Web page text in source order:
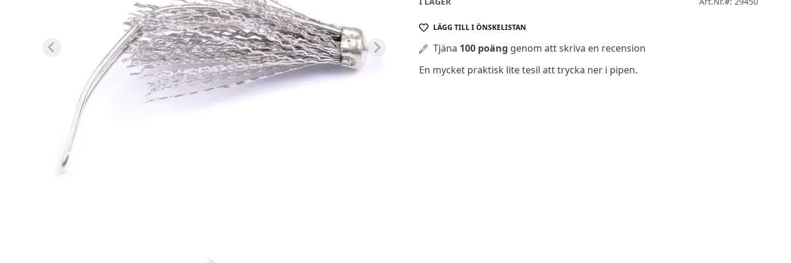
LÄGG TILL I ÖNSKELISTAN
Tjäna 100 poäng genom att skriva en recension
En mycket praktisk lite tesil att trycka ner i pipen.